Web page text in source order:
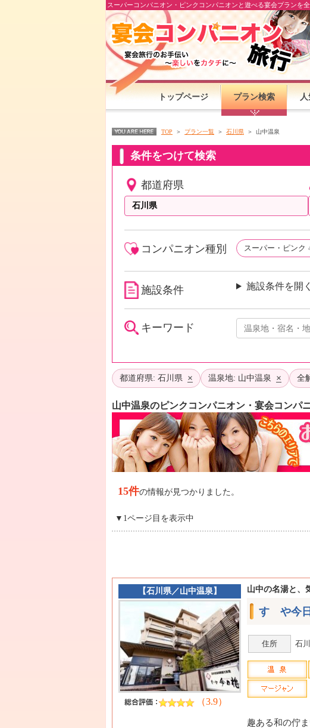
スーパーコンパニオン・ピンクコンパニオンと遊べる宴会プランを
トップページ プラン検索 人
TOP プラン一覧 石川県 山中温泉
条件をつけて検索
都道府県
コンパニオン種別 スーパー・ピンク
施設条件 施設条件を開
キーワード
都道府県: 石川県 × 温泉地: 山中温泉 × 全
山中温泉のピンクコンパニオン・宴会コンパ
15件の情報が見つかりました。
▼1ページ目を表示中
【石川県／山中温泉】
（3.9）
山中の名湯と、
すゞや今
住所 石
趣ある和の佇